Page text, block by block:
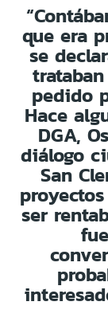
que era
se
pedido
Hace
DGA,
diálogo
San
ser